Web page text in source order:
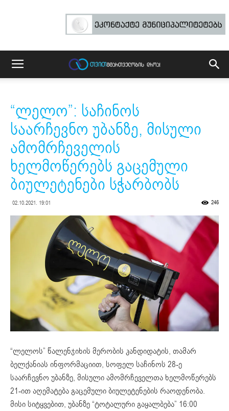
“ლელო”: საჩინოს
საარჩევნო უბანზე, მისული
ამომრჩეველის
ხელმოწერებს გაცემული
ბიულეტენები სჭარბობს
02.10.2021. 19:01 246
“ლელოს” წალენჯიხის მერობის კანდიდატის, თამარ
ბელქანიას ინფორმაციით, სოფელ საჩინოს 28-ე
საარჩევნო უბანზე, მისული ამომრჩეველთა ხელმოწერებს
21-ით აღემატება გაცემული ბიულეტენების რაოდენობა.
მისი სიტყვებით, უბანზე “ტოტალური გაყალბება” 16:00